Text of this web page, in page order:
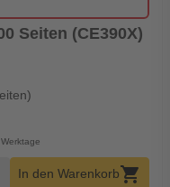
Seiten (CE390X)
Menge
In den Warenkorbshopping_cart